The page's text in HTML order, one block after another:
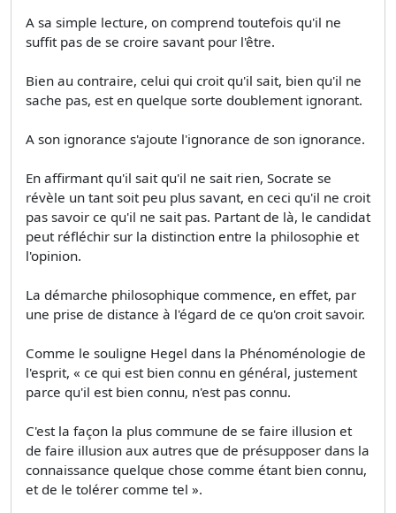
A sa simple lecture, on comprend toutefois qu'il ne
suffit pas de se croire savant pour l'être.
Bien au contraire, celui qui croit qu'il sait, bien qu'il ne
sache pas, est en quelque sorte doublement ignorant.
A son ignorance s'ajoute l'ignorance de son ignorance.
En affirmant qu'il sait qu'il ne sait rien, Socrate se
révèle un tant soit peu plus savant, en ceci qu'il ne croit
pas savoir ce qu'il ne sait pas. Partant de là, le candidat
peut réfléchir sur la distinction entre la philosophie et
l'opinion.
La démarche philosophique commence, en effet, par
une prise de distance à l'égard de ce qu'on croit savoir.
Comme le souligne Hegel dans la Phénoménologie de
l'esprit, « ce qui est bien connu en général, justement
parce qu'il est bien connu, n'est pas connu.
C'est la façon la plus commune de se faire illusion et
de faire illusion aux autres que de présupposer dans la
connaissance quelque chose comme étant bien connu,
et de le tolérer comme tel ».